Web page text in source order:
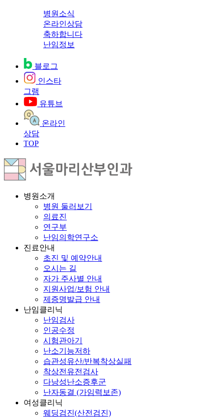
병원소식
온라인상담
축하합니다
난임정보
블로그
인스타
그램
유튜브
온라인
상담
TOP
병원소개
병원 둘러보기
의료진
연구부
난임의학연구소
진료안내
초진 및 예약안내
오시는 길
자가 주사별 안내
지원사업/보험 안내
제증명발급 안내
난임클리닉
난임검사
인공수정
시험관아기
난소기능저하
습관성유산/반복착상실패
착상전유전검사
다낭성난소증후군
난자동결 (가임력보존)
여성클리닉
웨딩검진(산전검진)